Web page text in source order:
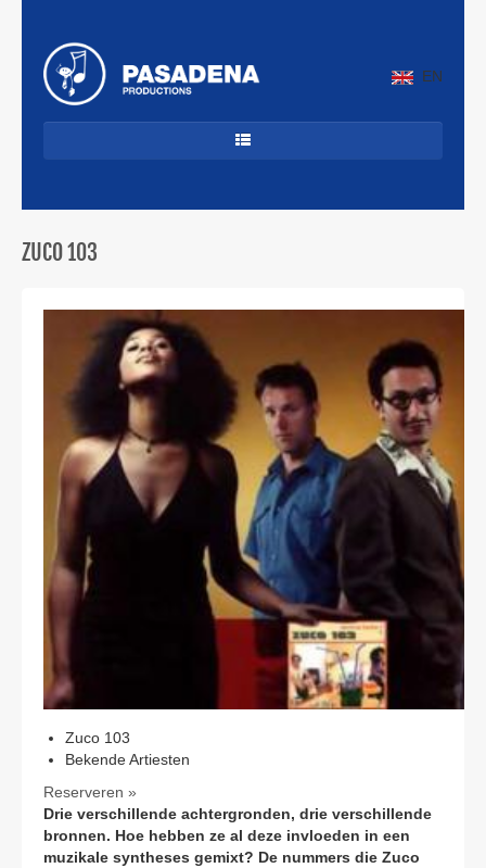
EN
CUBAANS
BEKENDE ARTIESTEN
PROFIEL
CONTACT
ZUCO 103
Zuco 103
Bekende Artiesten
Reserveren »
Drie verschillende achtergronden, drie verschillende
bronnen. Hoe hebben ze al deze invloeden in een
muzikale syntheses gemixt? De nummers die Zuco